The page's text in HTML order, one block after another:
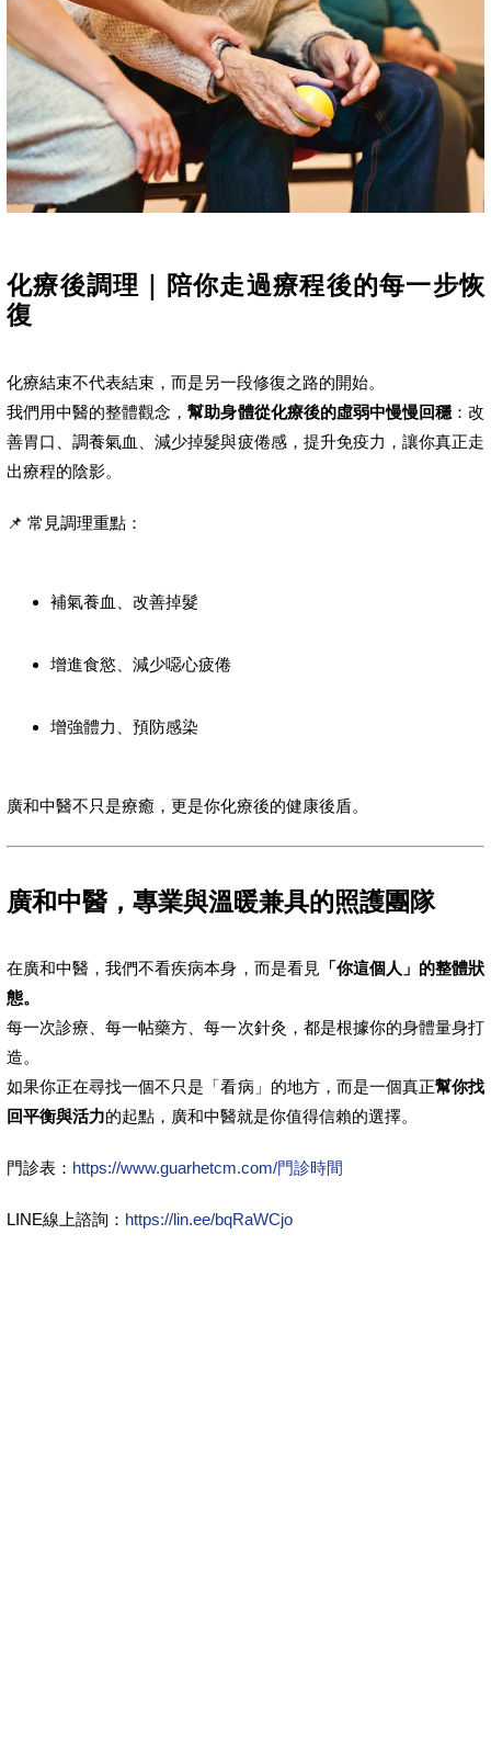
化療後調理｜陪你走過療程後的每一步恢
復
化療結束不代表結束，而是另一段修復之路的開始。
我們用中醫的整體觀念，幫助身體從化療後的虛弱中慢慢回穩：改
善胃口、調養氣血、減少掉髮與疲倦感，提升免疫力，讓你真正走
出療程的陰影。
📌 常見調理重點：
補氣養血、改善掉髮
增進食慾、減少噁心疲倦
增強體力、預防感染
廣和中醫不只是療癒，更是你化療後的健康後盾。
廣和中醫，專業與溫暖兼具的照護團隊
在廣和中醫，我們不看疾病本身，而是看見 「你這個人」的整體狀
態。
每一次診療、每一帖藥方、每一次針灸，都是根據你的身體量身打
造。
如果你正在尋找一個不只是「看病」的地方，而是一個真正幫你找
回平衡與活力的起點，廣和中醫就是你值得信賴的選擇。
門診表： https://www.guarhetcm.com/門診時間
LINE線上諮詢： https://lin.ee/bqRaWCjo